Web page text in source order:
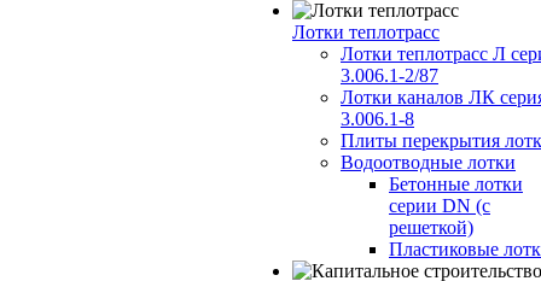
Лотки теплотрасс
Лотки теплотрасс Л
3.006.1-2/87
Лотки каналов ЛК
3.006.1-8
Плиты перекрытия
Водоотводные лотки
Бетонные лотки
серии DN (с
решеткой)
Пластиковые